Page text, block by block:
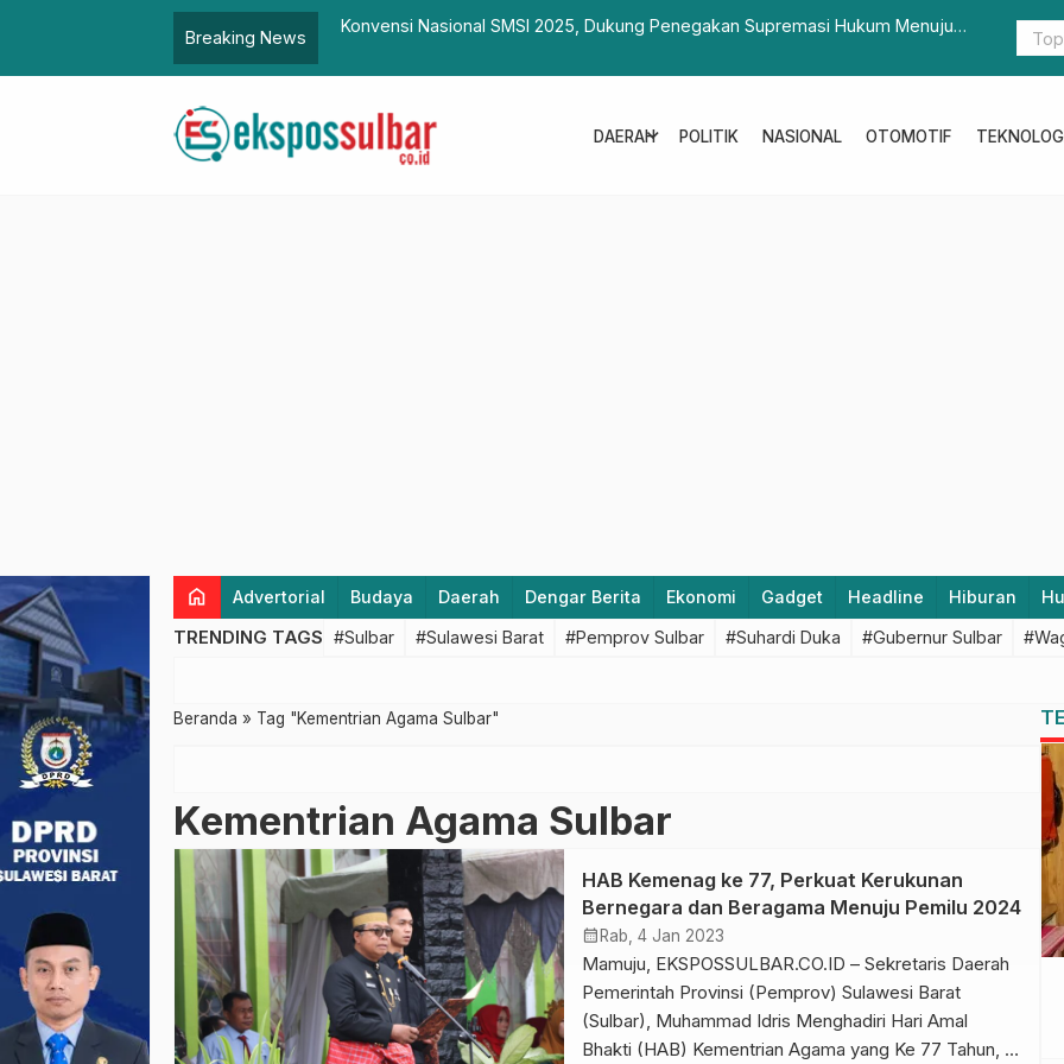
Breaking News
Konvensi Nasional SMSI 2025, Dukung Penegakan Supremasi Hukum Menuju
Modus
Dianggap
DAERAH
expand_more POLITIK NASIONAL OTOMOTIF
home Advertorial Budaya Daerah Dengar Berita Ekonomi Gadget Headline Hiburan
TRENDING TAGS #Sulbar #Sulawesi Barat #Pemprov Sulbar #Suhardi Duka #Gubernur Sulbar
Beranda » Tag "Kementrian Agama Sulbar"
Kementrian Agama Sulbar
HAB Kemenag ke 77, Perkuat Kerukunan
Bernegara dan Beragama Menuju Pemilu 2024
calendar_month Rab, 4 Jan 2023
Mamuju, EKSPOSSULBAR.CO.ID – Sekretaris Daerah
Pemerintah Provinsi (Pemprov) Sulawesi Barat
(Sulbar), Muhammad Idris Menghadiri Hari Amal
Bhakti (HAB) Kementrian Agama yang Ke 77 Tahun, di